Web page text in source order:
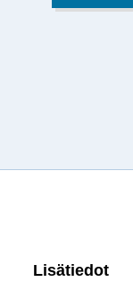
Lisätiedot